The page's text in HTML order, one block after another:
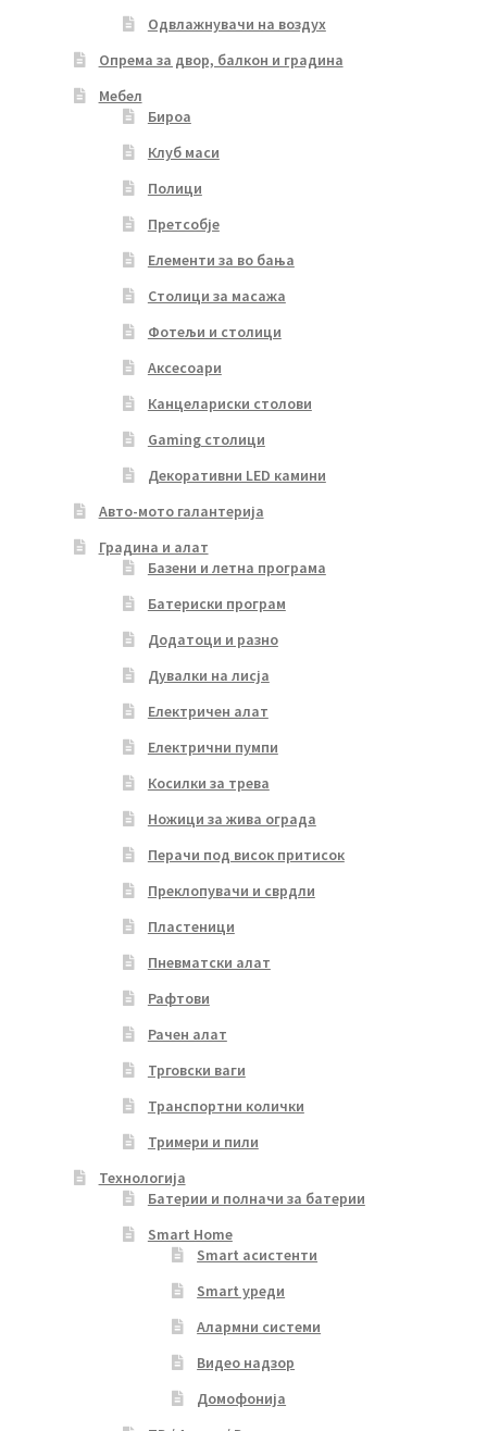
Одвлажнувачи на воздух
Опрема за двор, балкон и градина
Мебел
Бироа
Клуб маси
Полици
Претсобје
Елементи за во бања
Столици за масажа
Фотељи и столици
Аксесоари
Канцелариски столови
Gaming столици
Декоративни LED камини
Авто-мото галантерија
Градина и алат
Базени и летна програма
Батериски програм
Додатоци и разно
Дувалки на лисја
Електричен алат
Електрични пумпи
Косилки за трева
Ножици за жива ограда
Перачи под висок притисок
Преклопувачи и сврдли
Пластеници
Пневматски алат
Рафтови
Рачен алат
Трговски ваги
Транспортни колички
Тримери и пили
Технологија
Батерии и полначи за батерии
Smart Home
Smart асистенти
Smart уреди
Алармни системи
Видео надзор
Домофонија